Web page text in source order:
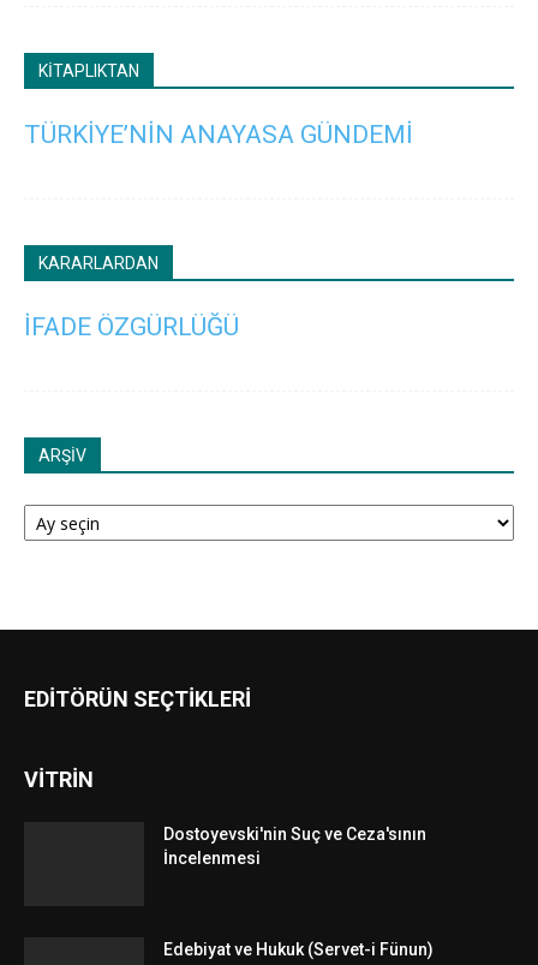
KİTAPLIKTAN
TÜRKİYE’NİN ANAYASA GÜNDEMİ
KARARLARDAN
İFADE ÖZGÜRLÜĞÜ
ARŞİV
ARŞİV
EDİTÖRÜN SEÇTİKLERİ
VİTRİN
Dostoyevski'nin Suç ve Ceza'sının
İncelenmesi
Edebiyat ve Hukuk (Servet-i Fünun)